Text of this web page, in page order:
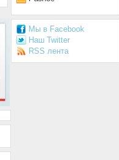
Мы в Facebook
Наш Twitter
RSS лента